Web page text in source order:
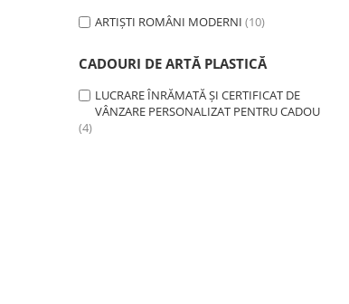
ARTIȘTI ROMÂNI MODERNI (10)
CADOURI DE ARTĂ PLASTICĂ
LUCRARE ÎNRĂMATĂ ȘI CERTIFICAT DE
VÂNZARE PERSONALIZAT PENTRU CADOU
(4)